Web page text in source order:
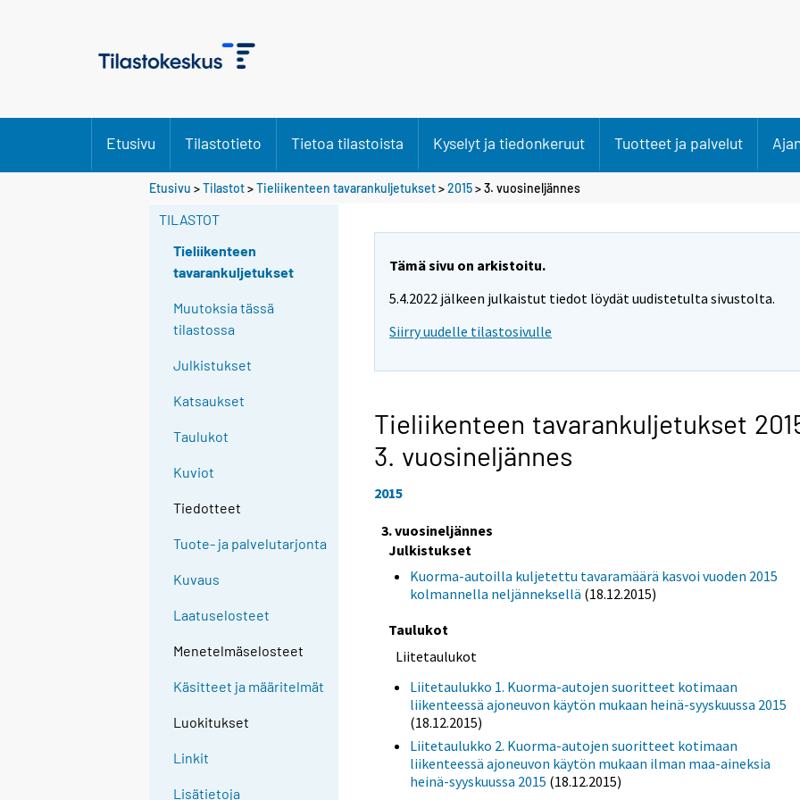
Etusivu Tilastotieto Tietoa tilastoista Kyselyt ja tiedonkeruut Tuotteet ja palvelut
Etusivu >Tilastot>Tieliikenteen tavarankuljetukset>2015>3. vuosineljännes
TILASTOT
Tieliikenteen
tavarankuljetukset
Muutoksia tässä
tilastossa
Julkistukset
Katsaukset
Taulukot
Kuviot
Tiedotteet
Tuote- ja palvelutarjonta
Kuvaus
Laatuselosteet
Menetelmäselosteet
Käsitteet ja määritelmät
Luokitukset
Linkit
Lisätietoja
Tämä sivu on arkistoitu.
5.4.2022 jälkeen julkaistut tiedot löydät uudistetulta sivustolta.
Siirry uudelle tilastosivulle
Tieliikenteen tavarankuljetukset
3. vuosineljännes
2015
3. vuosineljännes
Julkistukset
Kuorma-autoilla kuljetettu tavaramäärä kasvoi vuoden 2015
kolmannella neljänneksellä (18.12.2015)
Taulukot
Liitetaulukot
Liitetaulukko 1. Kuorma-autojen suoritteet kotimaan
liikenteessä ajoneuvon käytön mukaan heinä-syyskuussa 2015
(18.12.2015)
Liitetaulukko 2. Kuorma-autojen suoritteet kotimaan
liikenteessä ajoneuvon käytön mukaan ilman maa-aineksia
heinä-syyskuussa 2015 (18.12.2015)